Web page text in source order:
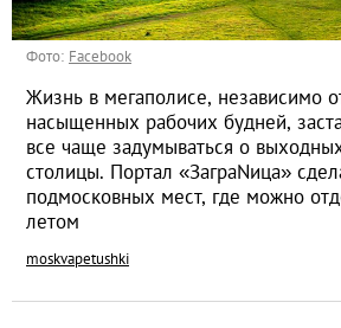
Фото: Facebook
Жизнь в мегаполисе, независимо
насыщенных рабочих будней,
все чаще задумываться о
столицы. Портал «ЗаграNица»
подмосковных мест, где можно
летом
moskvapetushki